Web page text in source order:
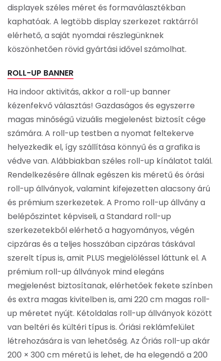
displayek széles méret és formaválasztékban
kaphatóak. A legtöbb display szerkezet raktárról
elérhető, a saját nyomdai részlegünknek
köszönhetően rövid gyártási idővel számolhat.
ROLL-UP BANNER
Ha indoor aktivitás, akkor a roll-up banner
kézenfekvő választás! Gazdaságos és egyszerre
magas minőségű vizuális megjelenést biztosít cége
számára. A roll-up testben a nyomat feltekerve
helyezkedik el, így szállítása könnyű és a grafika is
védve van. Alábbiakban széles roll-up kínálatot talál.
Rendelkezésére állnak egészen kis méretű és órási
roll-up állványok, valamint kifejezetten alacsony árú
és prémium szerkezetek. A Promo roll-up állvány a
belépőszintet képviseli, a Standard roll-up
szerkezetekből elérhető a hagyományos, végén
cipzáras és a teljes hosszában cipzáras táskával
szerelt típus is, amit PLUS megjelöléssel láttunk el. A
prémium roll-up állványok mind elegáns
megjelenést biztosítanak, elérhetőek fekete színben
és extra magas kivitelben is, ami 220 cm magas roll-
up méretet nyújt. Kétoldalas roll-up állványok között
van beltéri és kültéri típus is. Óriási reklámfelület
létrehozására is van lehetőség. Az Óriás roll-up akár
200 × 300 cm méretű is lehet, de ha elegendő a 200